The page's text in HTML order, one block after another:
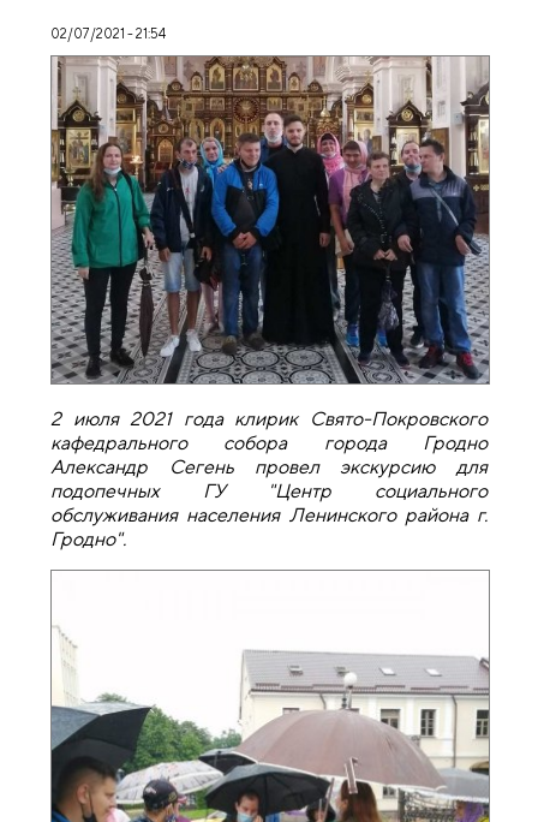
02/07/2021 - 21:54
2 июля 2021 года клирик Свято-Покровского
кафедрального собора города Гродно
Александр Сегень провел экскурсию для
подопечных ГУ "Центр социального
обслуживания населения Ленинского района г.
Гродно".